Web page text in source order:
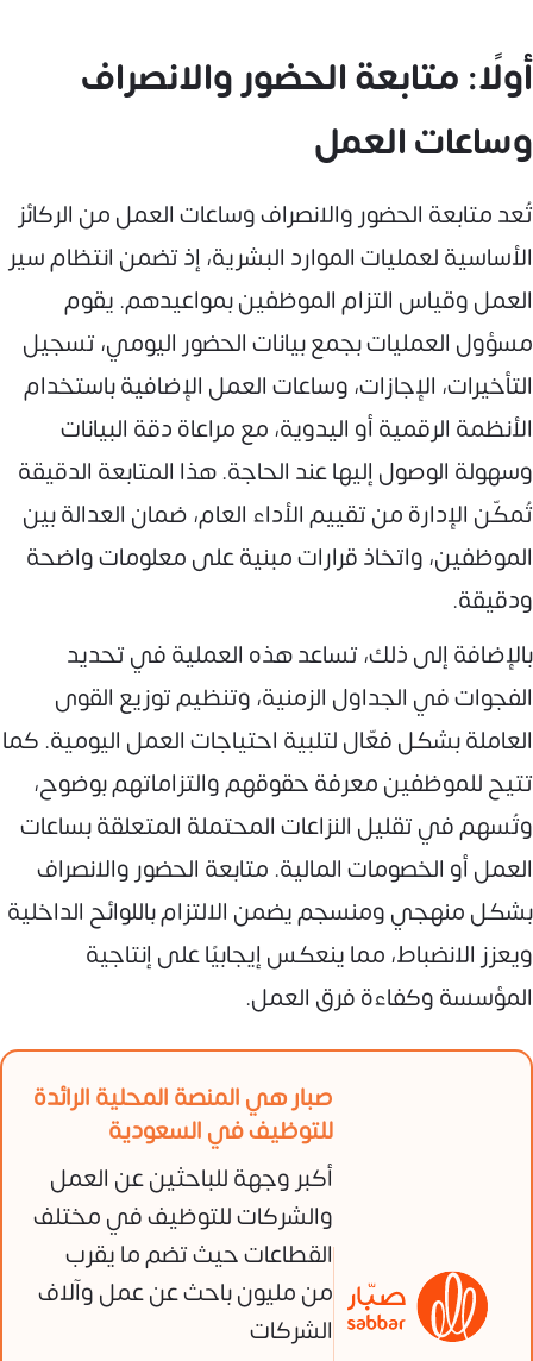
أولًا: متابعة الحضور والانصراف
وساعات العمل
تُعد متابعة الحضور والانصراف وساعات العمل من الركائز
الأساسية لعمليات الموارد البشرية، إذ تضمن انتظام سير
العمل وقياس التزام الموظفين بمواعيدهم. يقوم
مسؤول العمليات بجمع بيانات الحضور اليومي، تسجيل
التأخيرات، الإجازات، وساعات العمل الإضافية باستخدام
الأنظمة الرقمية أو اليدوية، مع مراعاة دقة البيانات
وسهولة الوصول إليها عند الحاجة. هذا المتابعة الدقيقة
تُمكّن الإدارة من تقييم الأداء العام، ضمان العدالة بين
الموظفين، واتخاذ قرارات مبنية على معلومات واضحة
ودقيقة.
بالإضافة إلى ذلك، تساعد هذه العملية في تحديد
الفجوات في الجداول الزمنية، وتنظيم توزيع القوى
العاملة بشكل فعّال لتلبية احتياجات العمل اليومية. كما
تتيح للموظفين معرفة حقوقهم والتزاماتهم بوضوح،
وتُسهم في تقليل النزاعات المحتملة المتعلقة بساعات
العمل أو الخصومات المالية. متابعة الحضور والانصراف
بشكل منهجي ومنسجم يضمن الالتزام باللوائح الداخلية
ويعزز الانضباط، مما ينعكس إيجابيًا على إنتاجية
المؤسسة وكفاءة فرق العمل.
صبار هي المنصة المحلية الرائدة
للتوظيف في السعودية
أكبر وجهة للباحثين عن العمل
والشركات للتوظيف في مختلف
القطاعات حيث تضم ما يقرب
من مليون باحث عن عمل وآلاف
الشركات